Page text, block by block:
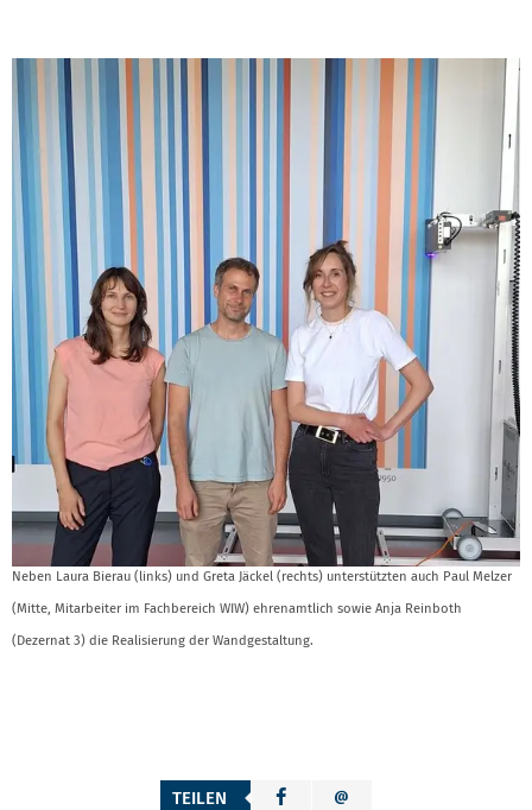
Neben Laura Bierau (links) und Greta Jäckel (rechts) unterstützten auch Paul Melzer
(Mitte, Mitarbeiter im Fachbereich WIW) ehrenamtlich sowie Anja Reinboth
(Dezernat 3) die Realisierung der Wandgestaltung.
TEILEN